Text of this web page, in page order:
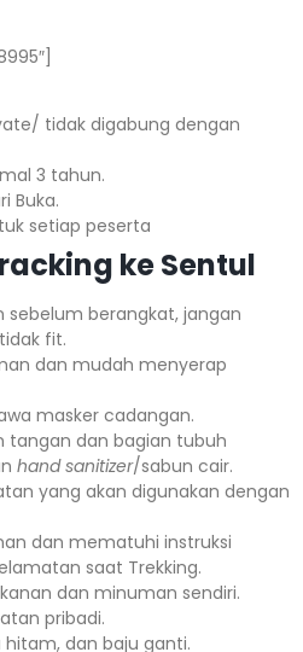
tidak digabung dengan
3 tahun.⁣⁣
Buka.⁣⁣
setiap peserta
ke Sentul
sebelum berangkat, jangan
fit.
dan mudah menyerap
masker cadangan.
tangan dan bagian tubuh
hand sanitizer/sabun cair.
yang akan digunakan dengan
dan mematuhi instruksi
saat Trekking.
dan minuman sendiri.
pribadi.
dan baju ganti.